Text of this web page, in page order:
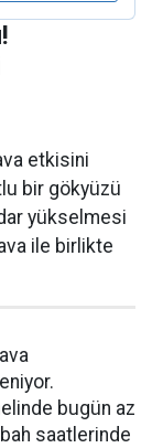
etkisini
bir gökyüzü
yükselmesi
ile birlikte
bugün az
saatlerinde